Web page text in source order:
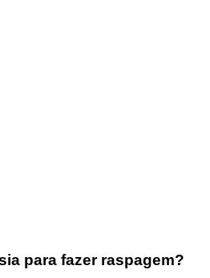
para fazer raspagem?